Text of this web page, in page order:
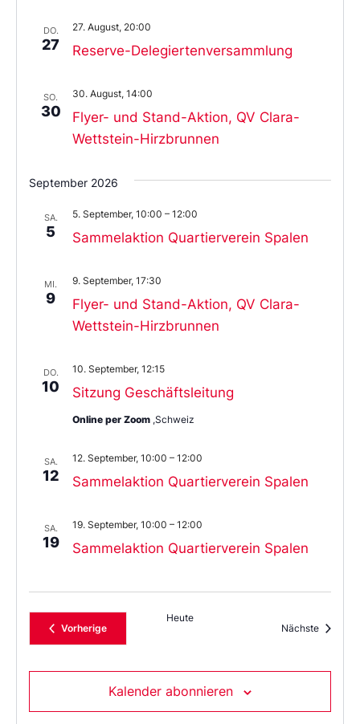
DO.
27 Reserve-Delegiertenversammlung
27. August, 20:00
SO.
30
Flyer- und Stand-Aktion, QV Clara-
Wettstein-Hirzbrunnen
30. August, 14:00
September 2026
SA.
5 Sammelaktion Quartierverein Spalen
5. September, 10:00 – 12:00
MI.
9
Flyer- und Stand-Aktion, QV Clara-
Wettstein-Hirzbrunnen
9. September, 17:30
DO.
10 Sitzung Geschäftsleitung
10. September, 12:15
Online per Zoom ,Schweiz
SA.
12 Sammelaktion Quartierverein Spalen
12. September, 10:00 – 12:00
SA.
19 Sammelaktion Quartierverein Spalen
19. September, 10:00 – 12:00
VorherigeVeranstaltungen
Heute
Nächste
Kalender abonnieren